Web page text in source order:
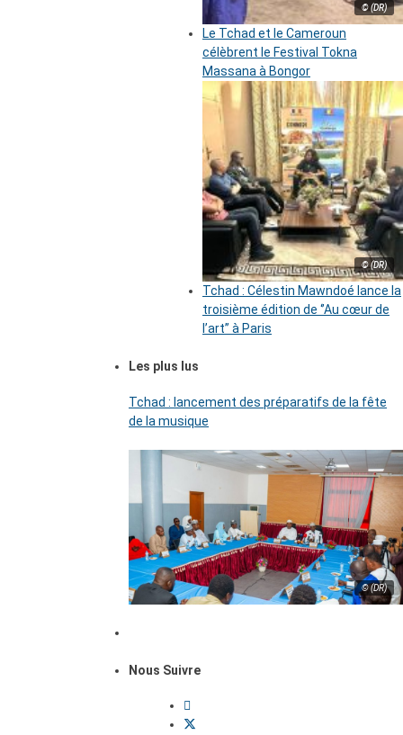
© (DR)
Le Tchad et le Cameroun
célèbrent le Festival Tokna
Massana à Bongor
© (DR)
Tchad : Célestin Mawndoé lance la
troisième édition de ‘’Au cœur de
l’art’’ à Paris
Les plus lus
Tchad : lancement des préparatifs de la fête
de la musique
© (DR)
Nous Suivre